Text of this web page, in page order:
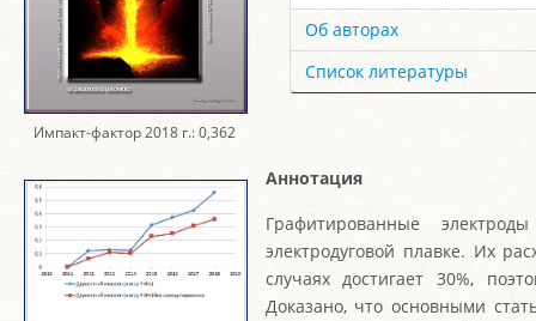
Импакт-фактор 2018 г.: 0,362
Об авторах
Список литературы
Аннотация
Графитированные
электродуговой плавке. Их
случаях достигает 30%,
Доказано, что основными